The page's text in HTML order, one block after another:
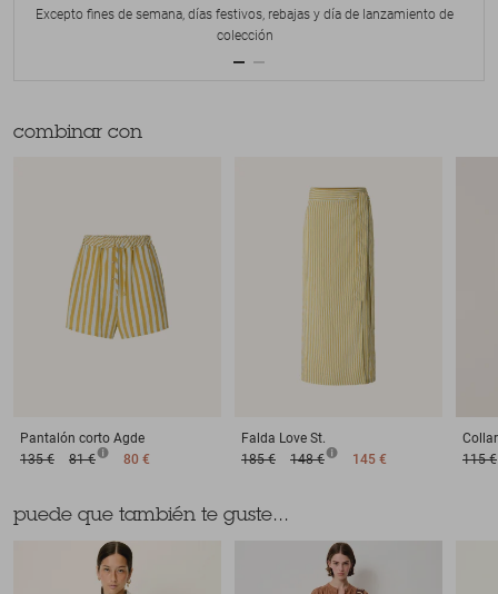
Excepto fines de semana, días festivos, rebajas y día de lanzamiento de
colección
combinar con
Pantalón corto Agde
135 €
81 € 80 €
Falda Love St.
185 €
148 € 145 €
Collar
115 €
puede que también te guste...